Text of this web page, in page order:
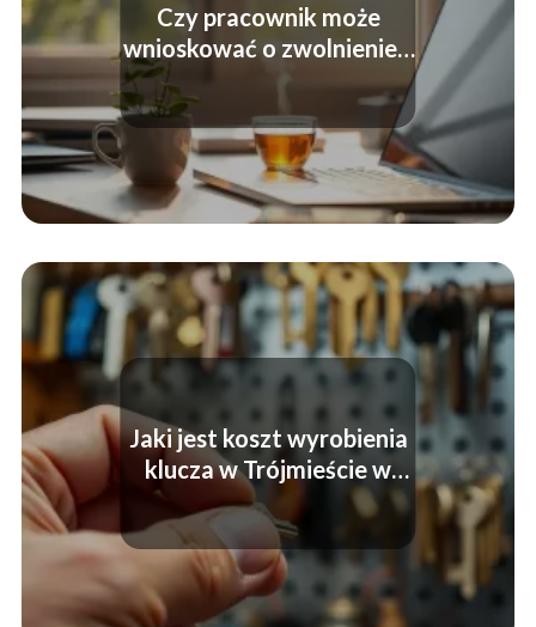
Czy pracownik może
wnioskować o zwolnienie z
obowiązku świadczenia
pracy?
Jaki jest koszt wyrobienia
klucza w Trójmieście w
roku 2025?